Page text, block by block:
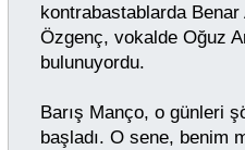
kontrabastablarda
Özgenç, vokalde Oğuz
bulunuyordu.
Barış Manço, o günleri
başladı. O sene, benim